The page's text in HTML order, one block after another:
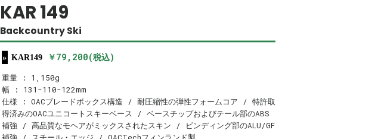
KAR 149
Backcountry Ski
KAR149 ￥79,200(税込)
重量 : 1,150g
幅 : 131-110-122mm
仕様 : OACブレードボックス構造 / 耐圧縮性の弾性フォームコア / 特許取
得済みのOACユニコートスキーベース / ベースチップおよびテール部のABS
補強 / 高品質なモヘアがミックスされたスキン / ビンディング部のALU/GF